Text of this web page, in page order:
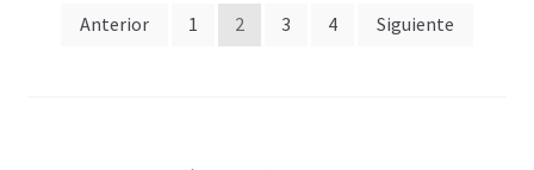
Paginación
Anterior 1 2 3 4 Siguiente